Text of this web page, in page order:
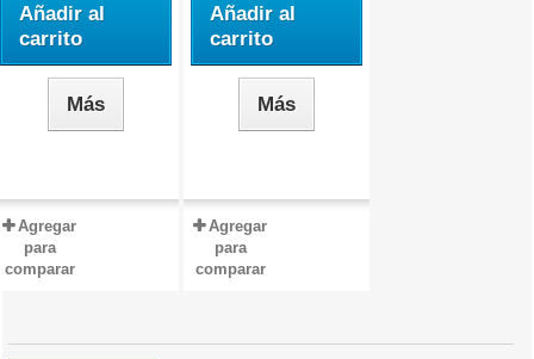
Añadir al
carrito
Más
Agregar
para
comparar
Añadir al
carrito
Más
Agregar
para
comparar